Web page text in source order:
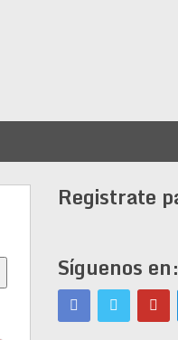
Registrate
Síguenos en: